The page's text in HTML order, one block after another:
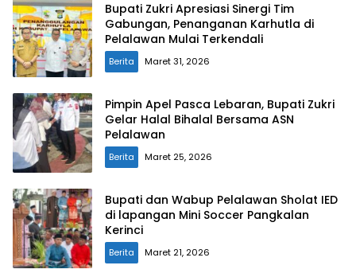
Bupati Zukri Apresiasi Sinergi Tim
Gabungan, Penanganan Karhutla di
Pelalawan Mulai Terkendali
Berita Maret 31, 2026
Pimpin Apel Pasca Lebaran, Bupati Zukri
Gelar Halal Bihalal Bersama ASN
Pelalawan
Berita Maret 25, 2026
Bupati dan Wabup Pelalawan Sholat IED
di lapangan Mini Soccer Pangkalan
Kerinci
Berita Maret 21, 2026